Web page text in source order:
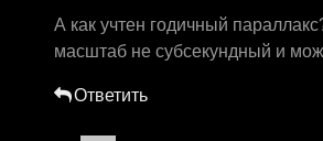
А как учтен годичный
масштаб не субсекундный и
Ответить